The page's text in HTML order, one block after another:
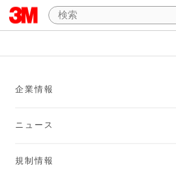
企業情報
ニュース
規制情報